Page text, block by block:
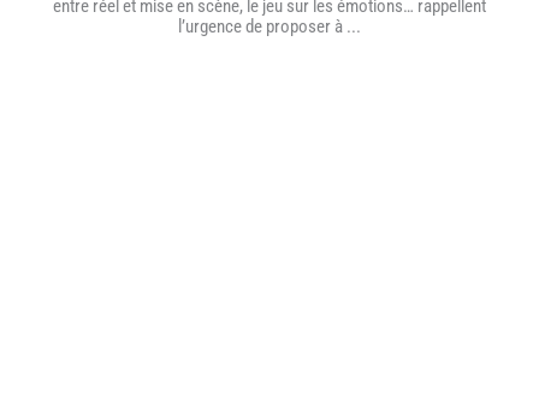
entre réel et mise en scène, le jeu sur les émotions… rappellent
l’urgence de proposer à ...